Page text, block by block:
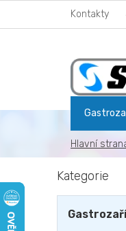
obsah
Kontakty
o
s
Přeskočit
Kategorie